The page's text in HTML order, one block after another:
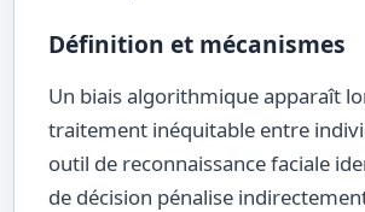
Définition et mécanismes
Un biais algorithmique apparaît
traitement inéquitable entre
outil de reconnaissance faciale
de décision pénalise